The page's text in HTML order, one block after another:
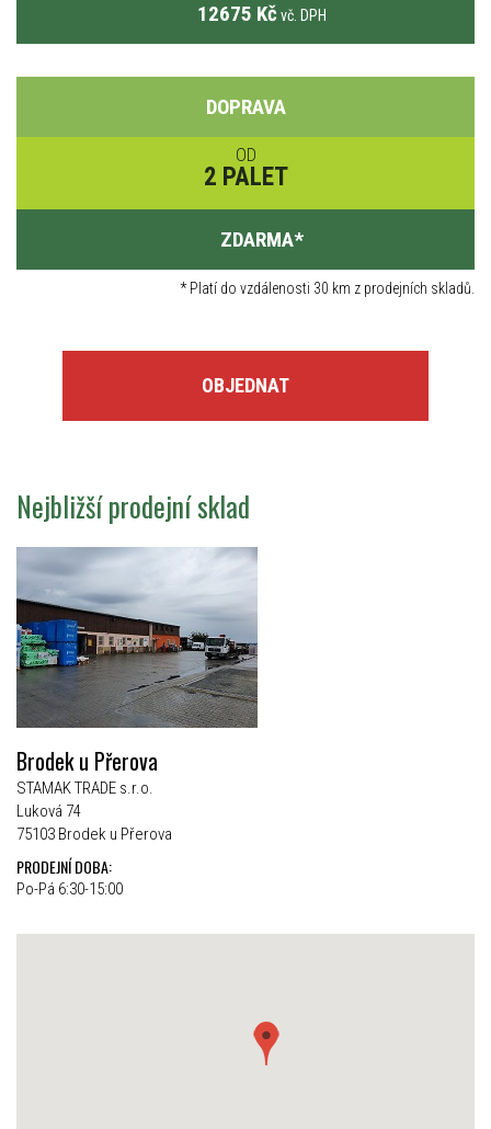
12675 Kč vč. DPH
DOPRAVA
OD
2 PALET
ZDARMA*
*Platí do vzdálenosti 30 km z prodejních skladů.
OBJEDNAT
Nejbližší prodejní sklad
Brodek u Přerova
STAMAK TRADE s.r.o.
Luková 74
75103 Brodek u Přerova
PRODEJNÍ DOBA:
Po-Pá 6:30-15:00